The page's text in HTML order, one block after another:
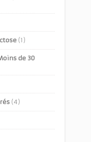
(1)
de 30
(4)